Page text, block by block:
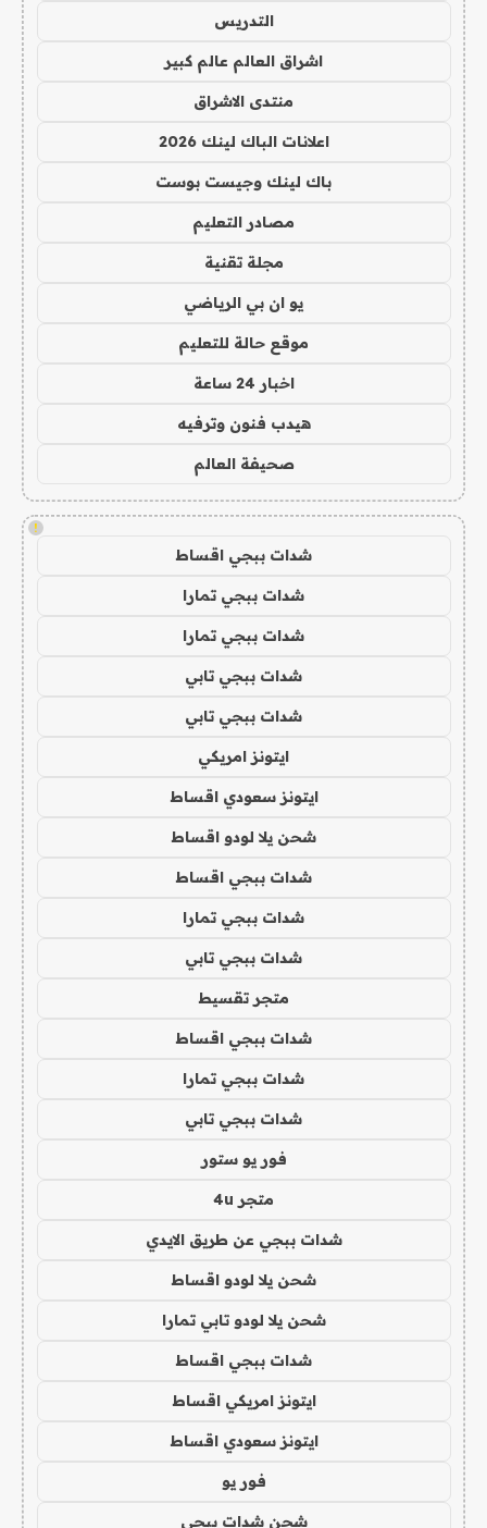
التدريس
اشراق العالم عالم كبير
منتدى الاشراق
اعلانات الباك لينك 2026
باك لينك وجيست بوست
مصادر التعليم
مجلة تقنية
يو ان بي الرياضي
موقع حالة للتعليم
اخبار 24 ساعة
هيدب فنون وترفيه
صحيفة العالم
!
شدات ببجي اقساط
شدات ببجي تمارا
شدات ببجي تمارا
شدات ببجي تابي
شدات ببجي تابي
ايتونز امريكي
ايتونز سعودي اقساط
شحن يلا لودو اقساط
شدات ببجي اقساط
شدات ببجي تمارا
شدات ببجي تابي
متجر تقسيط
شدات ببجي اقساط
شدات ببجي تمارا
شدات ببجي تابي
فور يو ستور
متجر 4u
شدات ببجي عن طريق الايدي
شحن يلا لودو اقساط
شحن يلا لودو تابي تمارا
شدات ببجي اقساط
ايتونز امريكي اقساط
ايتونز سعودي اقساط
فور يو
شحن شدات ببجي